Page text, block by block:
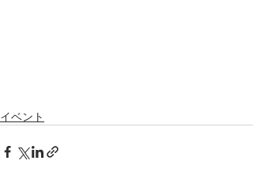
イベント